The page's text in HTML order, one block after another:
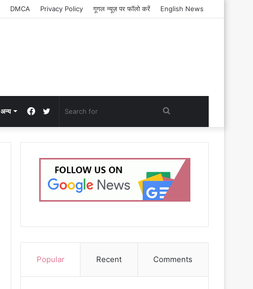
DMCA Privacy Policy गूगल न्यूज़ पर फॉलो करें English News
अन्य
for
Twitter
Facebook
Popular Recent Comments